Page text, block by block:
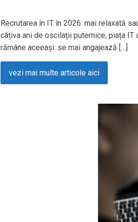
Recrutarea în IT în 2026: mai relaxată
câțiva ani de oscilații puternice, piața IT
rămâne aceeași: se mai angajează […]
vezi mai multe articole aici